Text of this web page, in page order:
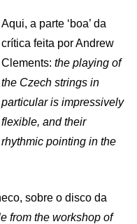
Aqui, a parte ‘boa’ da
crítica feita por Andrew
Clements: the playing of
the Czech strings in
particular is impressively
flexible, and their
rhythmic pointing in the
sobre o disco da
from the workshop of